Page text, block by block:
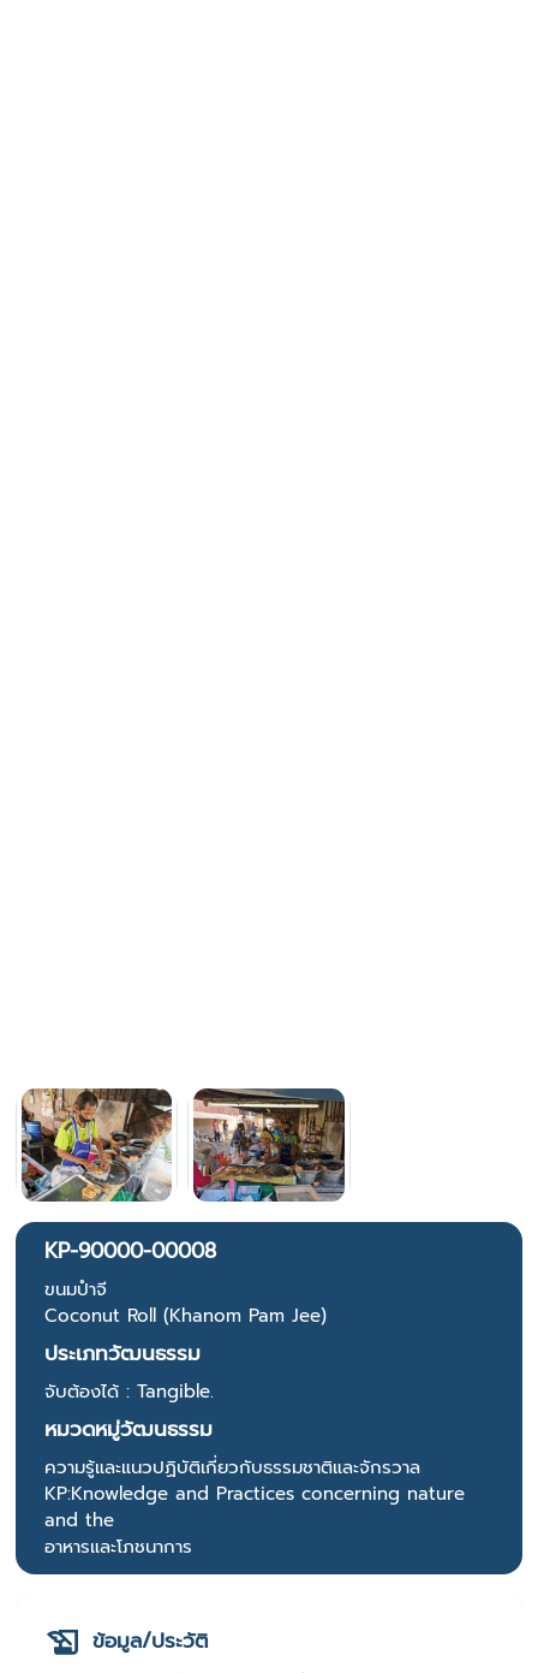
KP-90000-00008
ขนมปำจี
Coconut Roll (Khanom Pam Jee)
ประเภทวัฒนธรรม
จับต้องได้ : Tangible.
หมวดหมู่วัฒนธรรม
ความรู้และแนวปฏิบัติเกี่ยวกับธรรมชาติและจักรวาล
KP:Knowledge and Practices concerning nature
and the
อาหารและโภชนาการ
ข้อมูล/ประวัติ